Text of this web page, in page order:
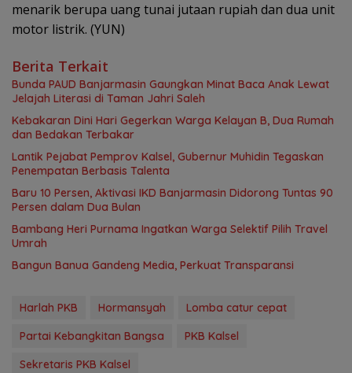
menarik berupa uang tunai jutaan rupiah dan dua unit
motor listrik. (YUN)
Berita Terkait
Bunda PAUD Banjarmasin Gaungkan Minat Baca Anak Lewat
Jelajah Literasi di Taman Jahri Saleh
Kebakaran Dini Hari Gegerkan Warga Kelayan B, Dua Rumah
dan Bedakan Terbakar
Lantik Pejabat Pemprov Kalsel, Gubernur Muhidin Tegaskan
Penempatan Berbasis Talenta
Baru 10 Persen, Aktivasi IKD Banjarmasin Didorong Tuntas 90
Persen dalam Dua Bulan
Bambang Heri Purnama Ingatkan Warga Selektif Pilih Travel
Umrah
Bangun Banua Gandeng Media, Perkuat Transparansi
Harlah PKB Hormansyah
Lomba catur cepat
Partai Kebangkitan Bangsa
PKB Kalsel
Sekretaris PKB Kalsel